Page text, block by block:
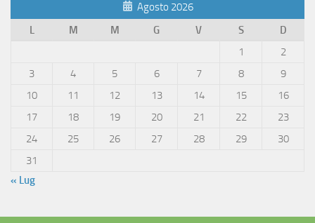
Agosto 2026
L
M M G V S
D
1
2
3
4 5 6 7 8
9
10
11 12 13 14 15
16
17
18 19 20 21 22
23
24
25 26 27 28 29
30
31
« Lug